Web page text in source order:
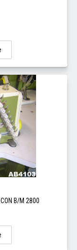
B/M 2800